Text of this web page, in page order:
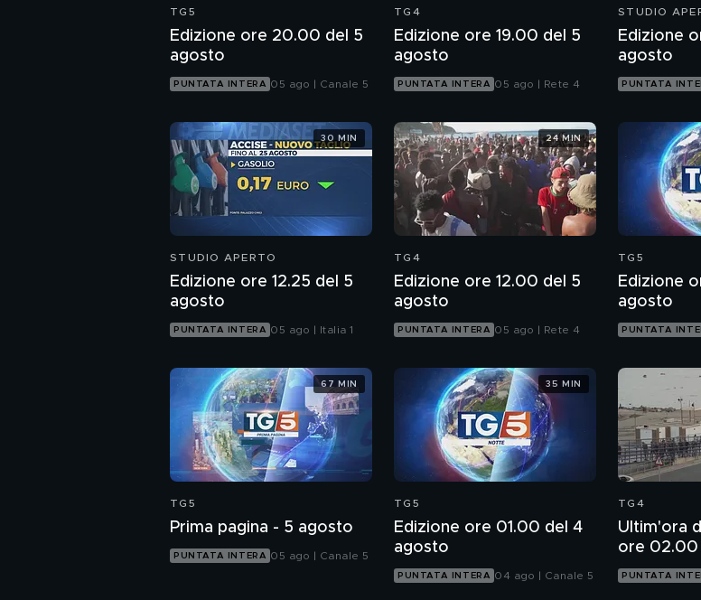
TG5
Edizione ore 20.00 del 5
agosto
PUNTATA INTERA 05 ago | Canale 5
TG4
Edizione ore 19.00 del 5
agosto
PUNTATA INTERA 05 ago | Rete 4
STUDIO
Edizione
agosto
PUNTATA
STUDIO APERTO
Edizione ore 12.25 del 5
agosto
PUNTATA INTERA 05 ago | Italia 1
30 MIN
TG4
Edizione ore 12.00 del 5
agosto
PUNTATA INTERA 05 ago | Rete 4
24 MIN
TG5
Edizione
agosto
PUNTATA
TG5
Prima pagina - 5 agosto
PUNTATA INTERA 05 ago | Canale 5
67 MIN
TG5
Edizione ore 01.00 del 4
agosto
PUNTATA INTERA 04 ago | Canale 5
35 MIN
TG4
Ultim'ora
ore 02.00
PUNTATA